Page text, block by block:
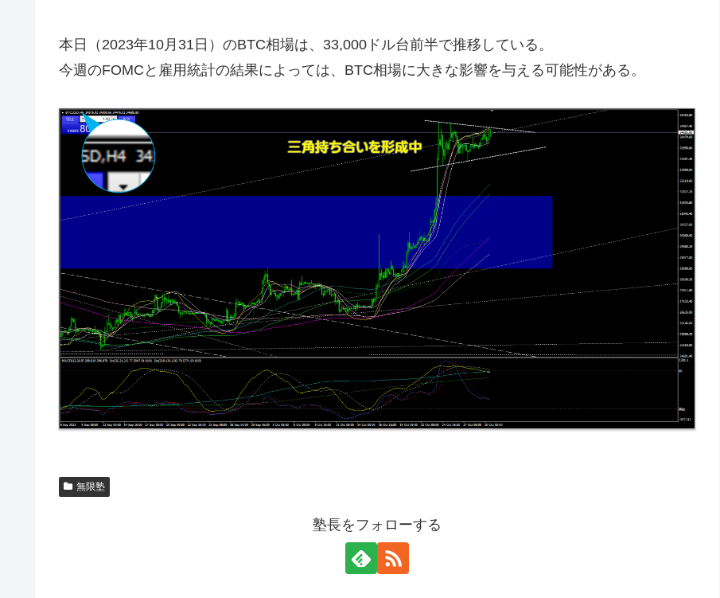
本日（2023年10月31日）のBTC相場は、33,000ドル台前半で推移している。
今週のFOMCと雇用統計の結果によっては、BTC相場に大きな影響を与える可能性がある。
無限塾
塾長をフォローする